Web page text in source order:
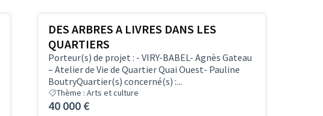
DES ARBRES A LIVRES DANS LES
QUARTIERS
Porteur(s) de projet : - VIRY-BABEL- Agnès Gateau
– Atelier de Vie de Quartier Quai Ouest- Pauline
BoutryQuartier(s) concerné(s) :...
Thème : Arts et culture
40 000 €